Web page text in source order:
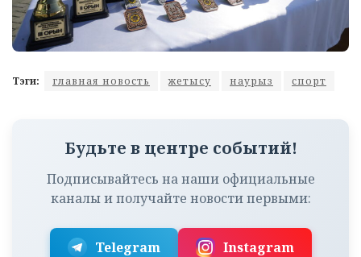
Тэги: главная новость жетысу наурыз спорт
Будьте в центре событий!
Подписывайтесь на наши официальные
каналы и получайте новости первыми:
Telegram Instagram